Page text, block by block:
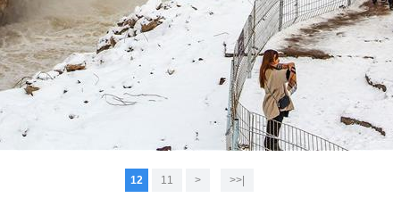
|<<
<
11
12